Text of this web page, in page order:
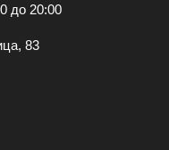
до 20:00
83